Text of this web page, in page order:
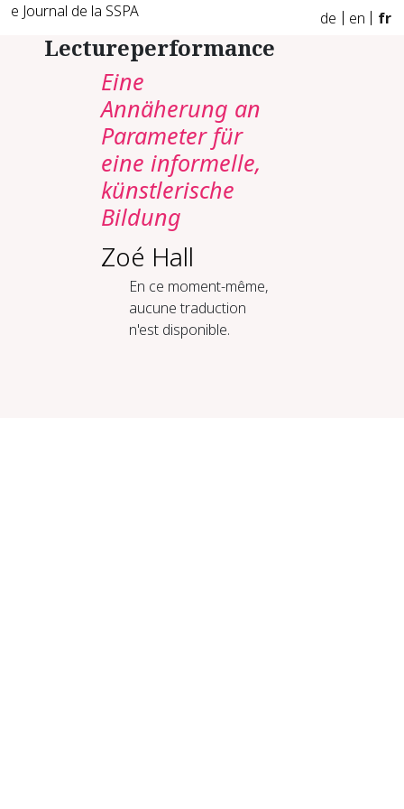
e Journal de la SSPA de en fr
Lectureperformance
Eine
Annäherung an
Parameter für
eine informelle,
künstlerische
Bildung
Zoé Hall
En ce moment-même,
aucune traduction
n'est disponible.